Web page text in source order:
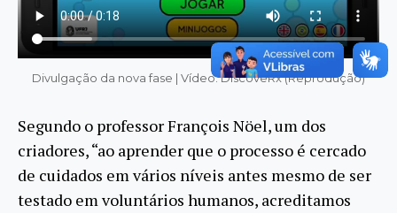
Divulgação da nova fase | Vídeo: DiscoveRx (Reprodução)
Segundo o professor François Nöel, um dos
criadores, “ao aprender que o processo é cercado
de cuidados em vários níveis antes mesmo de ser
testado em voluntários humanos, acreditamos